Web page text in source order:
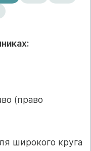
(право
широкого круга